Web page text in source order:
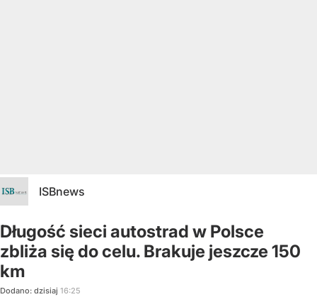
ISBnews
Długość sieci autostrad w Polsce
zbliża się do celu. Brakuje jeszcze 150
km
Dodano: dzisiaj 16:25